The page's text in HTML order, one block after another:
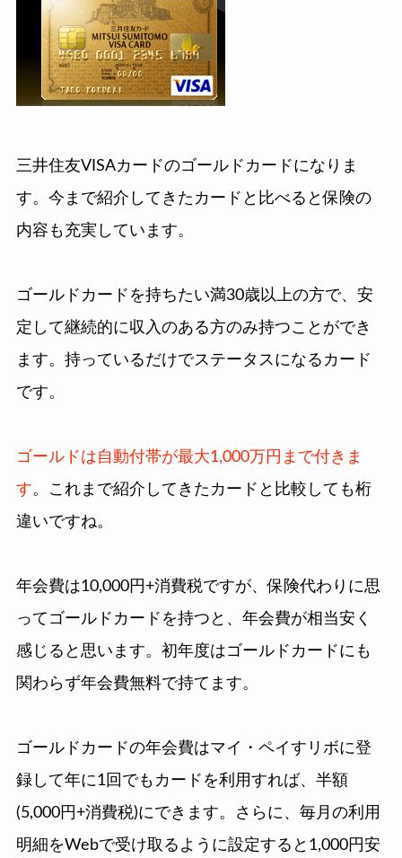
三井住友VISAカードのゴールドカードになりま
す。今まで紹介してきたカードと比べると保険の
内容も充実しています。
ゴールドカードを持ちたい満30歳以上の方で、安
定して継続的に収入のある方のみ持つことができ
ます。持っているだけでステータスになるカード
です。
ゴールドは自動付帯が最大1,000万円まで付きま
す。これまで紹介してきたカードと比較しても桁
違いですね。
年会費は10,000円+消費税ですが、保険代わりに思
ってゴールドカードを持つと、年会費が相当安く
感じると思います。初年度はゴールドカードにも
関わらず年会費無料で持てます。
ゴールドカードの年会費はマイ・ペイすリボに登
録して年に1回でもカードを利用すれば、半額
(5,000円+消費税)にできます。さらに、毎月の利用
明細をWebで受け取るように設定すると1,000円安